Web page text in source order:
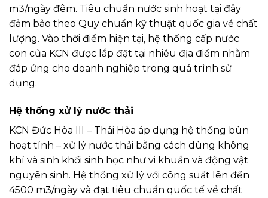
m3/ngày đêm. Tiêu chuẩn nước sinh hoạt tại đây
đảm bảo theo Quy chuẩn kỹ thuật quốc gia về chất
lượng. Vào thời điểm hiện tại, hệ thống cấp nước
con của KCN được lắp đặt tại nhiều địa điểm nhằm
đáp ứng cho doanh nghiệp trong quá trình sử
dụng.
Hệ thống xử lý nước thải
KCN Đức Hòa III – Thái Hòa áp dụng hệ thống bùn
hoạt tính – xử lý nước thải bằng cách dùng không
khí và sinh khối sinh học như vi khuẩn và động vật
nguyên sinh. Hệ thống xử lý với công suất lên đến
4500 m3/ngày và đạt tiêu chuẩn quốc tế về chất